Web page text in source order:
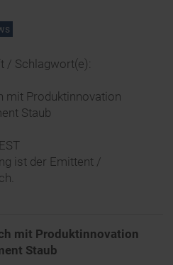
/ Schlagwort(e):
mit Produktinnovation
Staub
ist der Emittent /
mit Produktinnovation
Staub